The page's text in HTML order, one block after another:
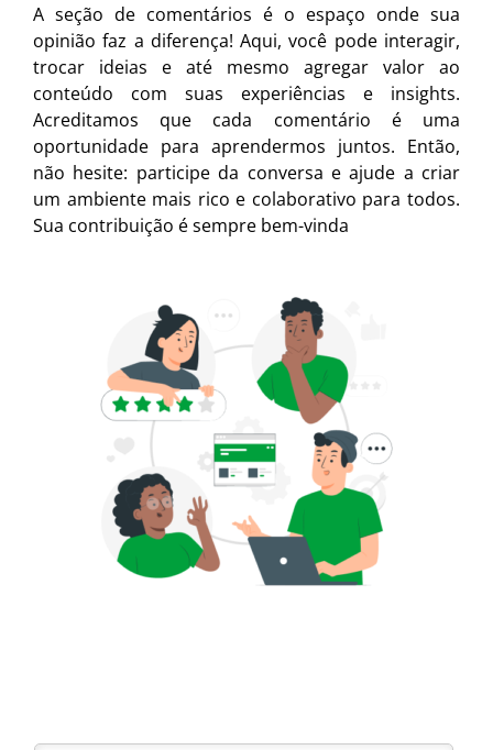
A seção de comentários é o espaço onde sua
opinião faz a diferença! Aqui, você pode interagir,
trocar ideias e até mesmo agregar valor ao
conteúdo com suas experiências e insights.
Acreditamos que cada comentário é uma
oportunidade para aprendermos juntos. Então,
não hesite: participe da conversa e ajude a criar
um ambiente mais rico e colaborativo para todos.
Sua contribuição é sempre bem-vinda